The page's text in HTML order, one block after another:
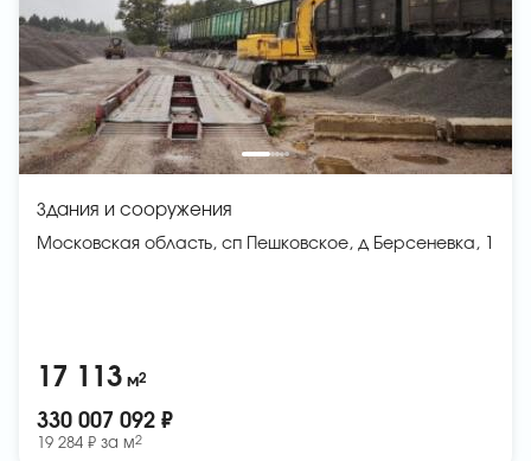
Здания и сооружения
Московская область, сп Пешковское, д Берсеневка, 1
17 113 м2
330 007 092 ₽
19 284 ₽ за м2